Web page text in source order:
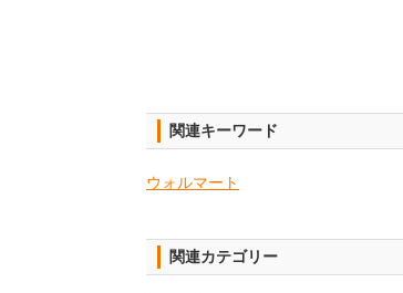
関連キーワード
ウォルマート
関連カテゴリー